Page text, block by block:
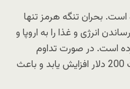
است. بحران تنگه هرمز تنها
انرژی و غذا را به اروپا و
است. در صورت تداوم
محاصره، نفت ممکن است به سمت 200 دلار افزایش یابد و باعث